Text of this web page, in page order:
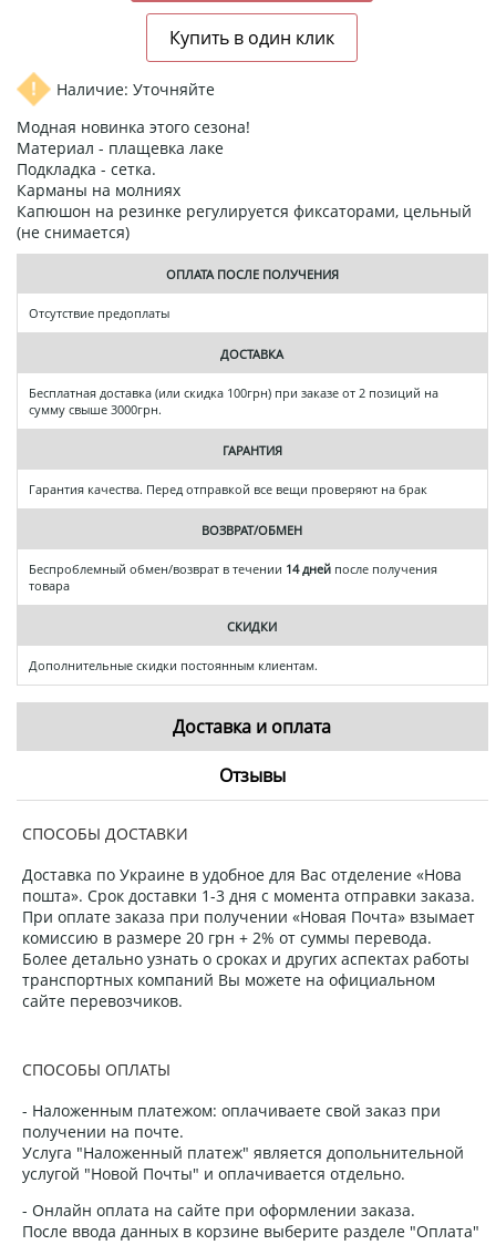
Наличие: Уточняйте
Модная новинка этого сезона!
Материал - плащевка лаке
Подкладка - сетка.
Карманы на молниях
Капюшон на резинке регулируется фиксаторами, цельный
(не снимается)
ОПЛАТА ПОСЛЕ ПОЛУЧЕНИЯ
Отсутствие предоплаты
ДОСТАВКА
Бесплатная доставка (или скидка 100грн) при заказе от 2 позиций на
сумму свыше 3000грн.
ГАРАНТИЯ
Гарантия качества. Перед отправкой все вещи проверяют на брак
ВОЗВРАТ/ОБМЕН
Беспроблемный обмен/возврат в течении 14 дней после получения
товара
СКИДКИ
Дополнительные скидки постоянным клиентам.
Доставка и оплата
Отзывы
СПОСОБЫ ДОСТАВКИ
Доставка по Украине в удобное для Вас отделение «Нова
пошта». Срок доставки 1-3 дня с момента отправки заказа.
При оплате заказа при получении «Новая Почта» взымает
комиссию в размере 20 грн + 2% от суммы перевода.
Более детально узнать о сроках и других аспектах работы
транспортных компаний Вы можете на официальном
сайте перевозчиков.
СПОСОБЫ ОПЛАТЫ
- Наложенным платежом: оплачиваете свой заказ при
получении на почте.
Услуга "Наложенный платеж" является допольнительной
услугой "Новой Почты" и оплачивается отдельно.
- Онлайн оплата на сайте при оформлении заказа.
После ввода данных в корзине выберите разделе "Оплата"